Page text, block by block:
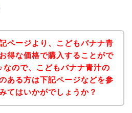
ページより、こどもバナナ青
得な価格で購入することがで
なので、こどもバナナ青汁の
ある方は下記ページなどを参
てはいかがでしょうか？